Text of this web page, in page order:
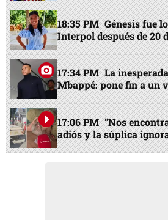
18:35 PM Génesis fue
Interpol después de 20
17:34 PM La
Mbappé: pone fin a un
17:06 PM "Nos
adiós y la súplica